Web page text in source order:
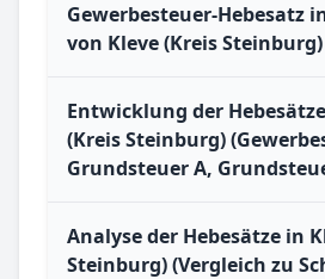
Gewerbesteuer-Hebesatz
von Kleve (Kreis Steinburg)
Entwicklung der
(Kreis Steinburg)
Grundsteuer A,
Analyse der Hebesätze in
Steinburg) (Vergleich zu